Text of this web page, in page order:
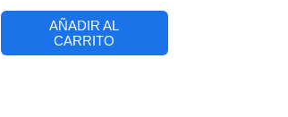
AÑADIR AL
CARRITO